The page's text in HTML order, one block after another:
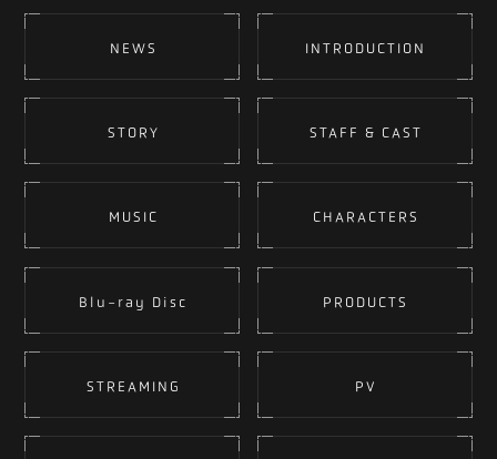
NEWS INTRODUCTION
STORY STAFF & CAST
MUSIC CHARACTERS
Blu-ray Disc PRODUCTS
STREAMING PV